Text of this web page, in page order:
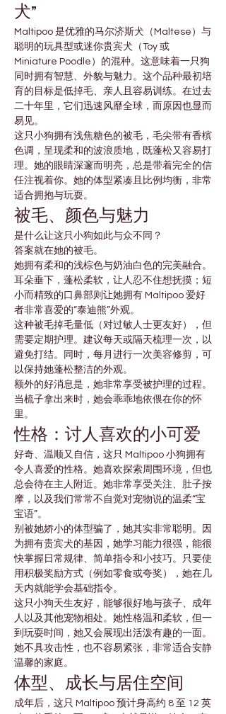
犬”
Maltipoo 是优雅的马尔济斯犬（Maltese）与
聪明的玩具型或迷你贵宾犬（Toy 或
Miniature Poodle）的混种。这意味着一只狗
同时拥有智慧、外貌与魅力。这个品种最初培
育的目标是低掉毛、亲人且容易训练。在过去
二十年里，它们迅速风靡全球，而原因也显而
易见。
这只小狗拥有浅焦糖色的被毛，毛尖带有香槟
色调，呈现柔和的波浪质地，既蓬松又容易打
理。她的眼睛深邃而明亮，总是带着完全的信
任注视着你。她的体型紧凑且比例均衡，非常
适合拥抱与玩耍。
被毛、颜色与魅力
是什么让这只小狗如此与众不同？
答案就在她的被毛。
她拥有柔和的浅棕色与奶油白色的完美融合。
耳朵垂下，蓬松柔软，让人忍不住想抚摸；短
小而精致的口鼻部则让她拥有 Maltipoo 爱好
者非常喜爱的“泰迪熊”外观。
这种被毛掉毛量低（对过敏人士更友好），但
需要定期护理。建议每天或隔天梳理一次，以
避免打结。同时，每月进行一次美容修剪，可
以保持她蓬松整洁的外观。
额外的好消息是，她非常享受被护理的过程。
当梳子拿出来时，她会乖乖地依偎在你的怀
里。
性格：讨人喜欢的小可爱
好奇、温顺又自信，这只 Maltipoo 小狗拥有
令人喜爱的性格。她喜欢探索周围环境，但也
总会待在主人附近。她非常享受关注、肚子按
摩，以及我们常常不自觉对宠物说的温柔“宝
宝语”。
别被她娇小的体型骗了，她其实非常聪明。因
为拥有贵宾犬的基因，她学习能力很强，能很
快掌握日常规律、简单指令和小技巧。只要使
用积极奖励方式（例如零食或夸奖），她在几
天内就能学会基础指令。
这只小狗天生友好，能够很好地与孩子、成年
人以及其他宠物相处。她性格温和柔软，但一
到玩耍时间，她又会展现出活泼有趣的一面。
她不具攻击性，也不容易紧张，非常适合安静
温馨的家庭。
体型、成长与居住空间
成年后，这只 Maltipoo 预计身高约 8 至 12 英